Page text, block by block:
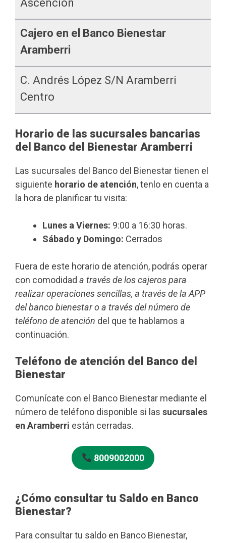
Ascención
Cajero en el Banco Bienestar
Aramberri
C. Andrés López S/n Aramberri
Centro
Horario de las sucursales bancarias
del Banco del Bienestar Aramberri
Las sucursales del Banco del Bienestar tienen el
siguiente horario de atención, tenlo en cuenta a
la hora de planificar tu visita:
Lunes a Viernes: 9:00 a 16:30 horas.
Sábado y Domingo: Cerrados
Fuera de este horario de atención, podrás operar
con comodidad a través de los cajeros para
realizar operaciones sencillas, a través de la APP
del banco bienestar o a través del número de
teléfono de atención del que te hablamos a
continuación.
Teléfono de atención del Banco del
Bienestar
Comunícate con el Banco Bienestar mediante el
número de teléfono disponible si las sucursales
en Aramberri están cerradas.
8009002000
¿Cómo consultar tu Saldo en Banco
Bienestar?
Para consultar tu saldo en Banco Bienestar,